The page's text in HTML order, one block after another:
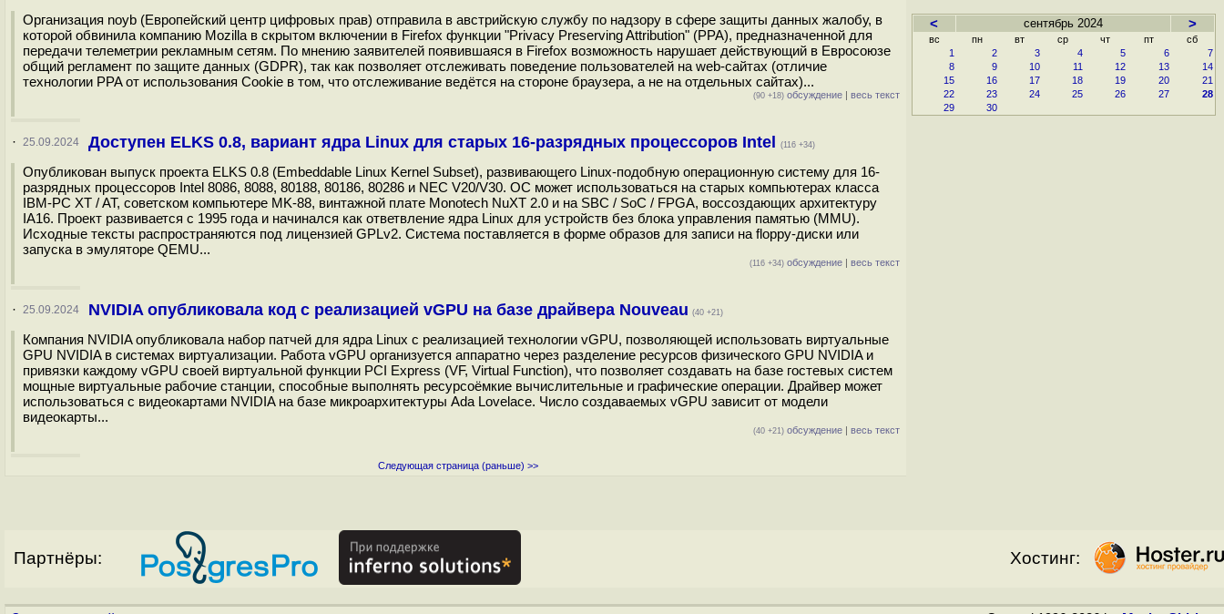
Организация noyb (Европейский центр цифровых прав) отправила в австрийскую службу по надзору в сфере защиты данных жалобу, в
которой обвинила компанию Mozilla в скрытом включении в Firefox функции "Privacy Preserving Attribution" (PPA), предназначенной для
передачи телеметрии рекламным сетям. По мнению заявителей появившаяся в Firefox возможность нарушает действующий в Евросоюзе
общий регламент по защите данных (GDPR), так как позволяет отслеживать поведение пользователей на web-сайтах (отличие
технологии PPA от использования Cookie в том, что отслеживание ведётся на стороне браузера, а не на отдельных сайтах)...
(90 +18) обсуждение | весь текст
· 25.09.2024 Доступен ELKS 0.8, вариант ядра Linux для старых 16-разрядных процессоров Intel (116 +34)
Опубликован выпуск проекта ELKS 0.8 (Embeddable Linux Kernel Subset), развивающего Linux-подобную операционную систему для 16-
разрядных процессоров Intel 8086, 8088, 80188, 80186, 80286 и NEC V20/V30. ОС может использоваться на старых компьютерах класса
IBM-PC XT / AT, советском компьютере MK-88, винтажной плате Monotech NuXT 2.0 и на SBC / SoC / FPGA, воссоздающих архитектуру
IA16. Проект развивается с 1995 года и начинался как ответвление ядра Linux для устройств без блока управления памятью (MMU).
Исходные тексты распространяются под лицензией GPLv2. Система поставляется в форме образов для записи на floppy-диски или
запуска в эмуляторе QEMU...
(116 +34) обсуждение | весь текст
· 25.09.2024 NVIDIA опубликовала код с реализацией vGPU на базе драйвера Nouveau (40 +21)
Компания NVIDIA опубликовала набор патчей для ядра Linux с реализацией технологии vGPU, позволяющей использовать виртуальные
GPU NVIDIA в системах виртуализации. Работа vGPU организуется аппаратно через разделение ресурсов физического GPU NVIDIA и
привязки каждому vGPU своей виртуальной функции PCI Express (VF, Virtual Function), что позволяет создавать на базе гостевых систем
мощные виртуальные рабочие станции, способные выполнять ресурсоёмкие вычислительные и графические операции. Драйвер может
использоваться с видеокартами NVIDIA на базе микроархитектуры Ada Lovelace. Число создаваемых vGPU зависит от модели
видеокарты...
(40 +21) обсуждение | весь текст
Следующая страница (раньше) >>
< сентябрь 2024 >
вс пн вт ср чт пт
сб
1
2 3 4 5 6
7
8
9 10 11 12 13
14
15
16 17 18 19 20
21
22
23 24 25 26 27
28
29
30
Партнёры: Хостинг: